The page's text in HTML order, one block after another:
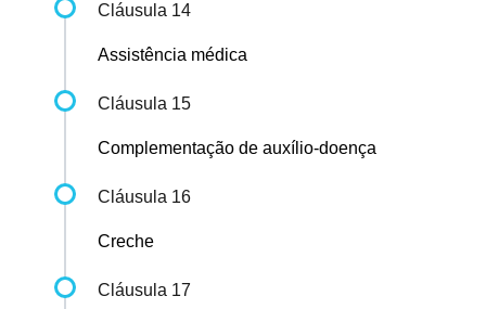
Cláusula 14
Assistência médica
Cláusula 15
Complementação de auxílio-doença
Cláusula 16
Creche
Cláusula 17